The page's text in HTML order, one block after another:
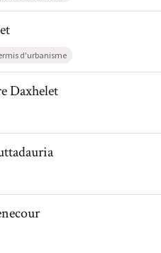
d'urbanisme
Daxhelet
Daxhelet